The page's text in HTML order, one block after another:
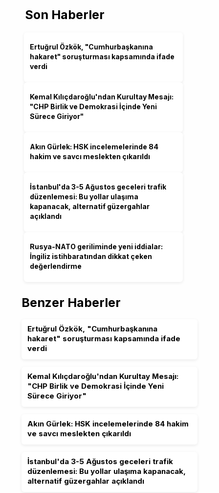
Son Haberler
Ertuğrul Özkök, "Cumhurbaşkanına
hakaret" soruşturması kapsamında ifade
verdi
Kemal Kılıçdaroğlu'ndan Kurultay Mesajı:
"CHP Birlik ve Demokrasi İçinde Yeni
Sürece Giriyor"
Akın Gürlek: HSK incelemelerinde 84
hakim ve savcı meslekten çıkarıldı
İstanbul'da 3-5 Ağustos geceleri trafik
düzenlemesi: Bu yollar ulaşıma
kapanacak, alternatif güzergahlar
açıklandı
Rusya-NATO geriliminde yeni iddialar:
İngiliz istihbaratından dikkat çeken
değerlendirme
Benzer Haberler
Ertuğrul Özkök, "Cumhurbaşkanına
hakaret" soruşturması kapsamında ifade
verdi
Kemal Kılıçdaroğlu'ndan Kurultay Mesajı:
"CHP Birlik ve Demokrasi İçinde Yeni
Sürece Giriyor"
Akın Gürlek: HSK incelemelerinde 84 hakim
ve savcı meslekten çıkarıldı
İstanbul'da 3-5 Ağustos geceleri trafik
düzenlemesi: Bu yollar ulaşıma kapanacak,
alternatif güzergahlar açıklandı